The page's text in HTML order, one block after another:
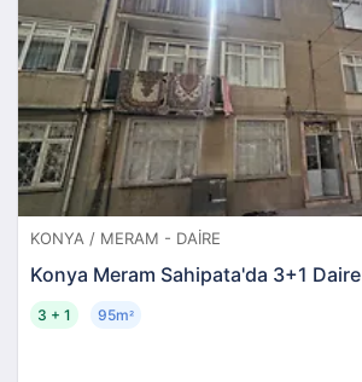
KONYA / MERAM - DAIRE
Konya Meram Sahipata'da 3+1 Daire
3 + 1 95m²